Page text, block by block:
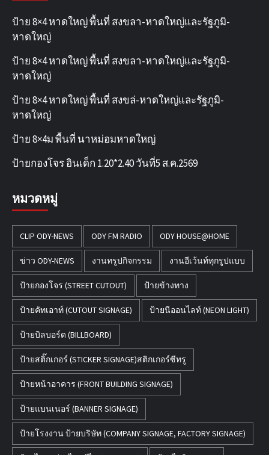
ป้าย 8×4 หาดใหญ่ พื้นที่ สงขลา-หาดใหญ่และรัฐภูมิ-
หาดใหญ่
ป้าย 8×4 หาดใหญ่ พื้นที่ สงขลา-หาดใหญ่และรัฐภูมิ-
หาดใหญ่
ป้าย 8×4 หาดใหญ่ พื้นที่ สงขล่-หาดใหญ่และรัฐภูมิ-
หาดใหญ่
ป้าย 8×4ม พื้นที่ นาหม่อมหาดใหญ่
ป้ายกองโจร อินเด็ก 1.20*2.40 วันที่5 ส.ค.2569
หมวดหมู่
CLIP ODY-NEWS ODY FM RADIO ODY HOUSE@HOME
ข่าว ODY-NEWS งานทรูปกิจกรรม งานอีเว้นท์ทุกรูปแบบ
ป้ายกองโจร (STREET CUTOUT) ป้ายข้างทาง
ป้ายคัทเอาท์ (CUTOUT SIGNAGE) ป้ายนีออนไลท์ (NEON LIGHT)
ป้ายบิลบอร์ด (BILLBOARD)
ป้ายสติ๊กเกอร์ (STICKER SIGNAGE)สติกเกอร์ซีทรู
ป้ายหน้าอาคาร (FRONT BUILDING SIGNAGE)
ป้ายแบนเนอร์ (BANNER SIGNAGE)
ป้ายโรงงาน ป้ายบริษัท (COMPANY SIGNAGE, FACTORY SIGNAGE)